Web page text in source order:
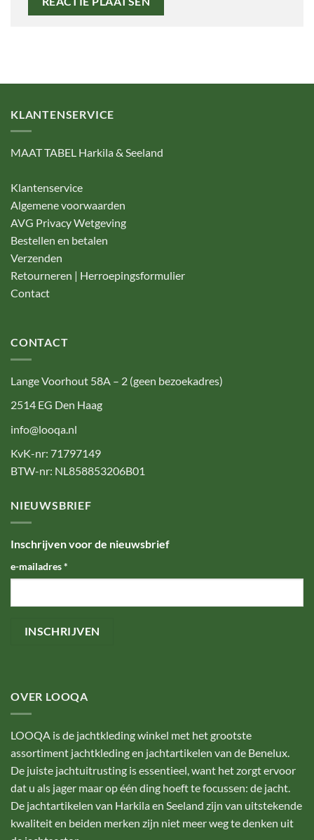
KLANTENSERVICE
MAAT TABEL Harkila & Seeland
Klantenservice
Algemene voorwaarden
AVG Privacy Wetgeving
Bestellen en betalen
Verzenden
Retourneren | Herroepingsformulier
Contact
CONTACT
Lange Voorhout 58A – 2 (geen bezoekadres)
2514 EG Den Haag
info@looqa.nl
KvK-nr: 71797149
BTW-nr: NL858853206B01
NIEUWSBRIEF
Inschrijven voor de nieuwsbrief
e-mailadres*
OVER LOOQA
LOOQA is de jachtkleding winkel met het grootste
assortiment jachtkleding en jachtartikelen van de Benelux.
De juiste jachtuitrusting is essentieel, want het zorgt ervoor
dat u als jager maar op één ding hoeft te focussen: de jacht.
De jachtartikelen van Harkila en Seeland zijn van uitstekende
kwaliteit en beiden merken zijn niet meer weg te denken uit